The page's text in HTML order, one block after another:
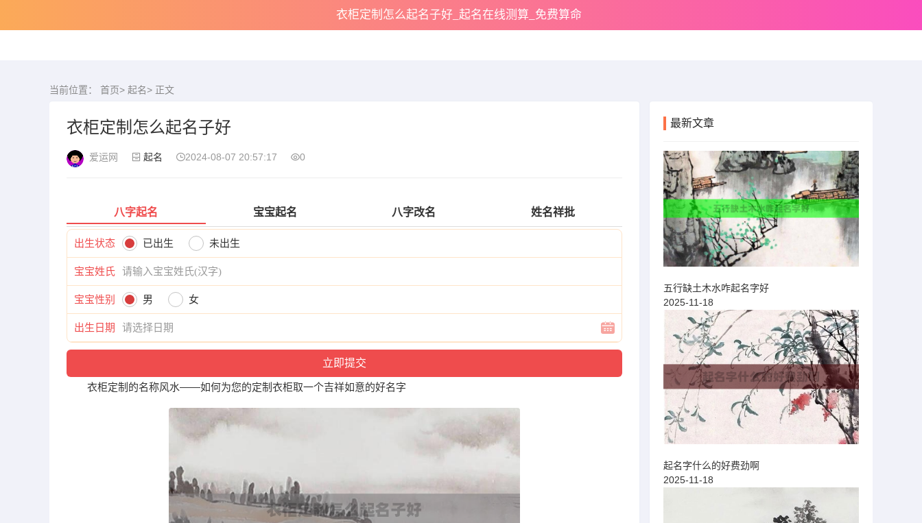
衣柜定制怎么起名子好_起名在线测算_免费算命
当前位置： 首页> 起名> 正文
衣柜定制怎么起名子好
爱运网 起名 2024-08-07 20:57:17 0
八字起名 宝宝起名 八字改名 姓名祥批
出生状态 已出生 未出生
宝宝姓氏
宝宝性别 男 女
出生日期
衣柜定制的名称风水——如何为您的定制衣柜取一个吉祥如意的好名字
最新文章
五行缺土木水咋起名字好
2025-11-18
起名字什么的好费劲啊
2025-11-18